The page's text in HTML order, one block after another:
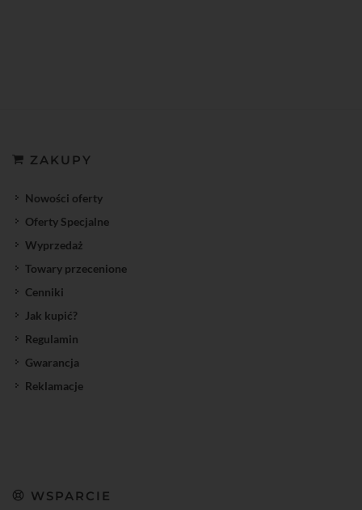
ZAKUPY
Nowości oferty
Oferty Specjalne
Wyprzedaż
Towary przecenione
Cenniki
Jak kupić?
Regulamin
Gwarancja
Reklamacje
WSPARCIE